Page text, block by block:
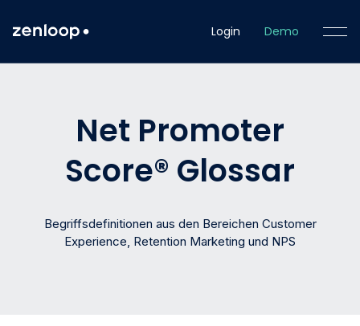
Login Demo
Login Demo
Net Promoter
Score® Glossar
Begriffsdefinitionen aus den Bereichen Customer
Experience, Retention Marketing und NPS